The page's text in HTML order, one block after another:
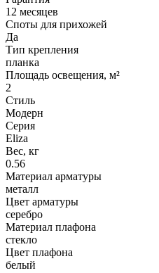
12 месяцев
Споты для прихожей
Да
Тип крепления
планка
Площадь освещения, м²
2
Стиль
Модерн
Серия
Eliza
Вес, кг
0.56
Материал арматуры
металл
Цвет арматуры
серебро
Материал плафона
стекло
Цвет плафона
белый